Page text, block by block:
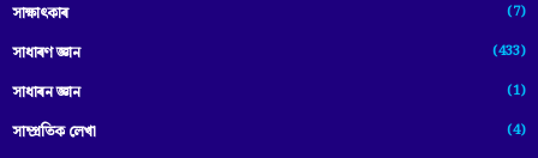
সাক্ষাৎকাৰ (7)
সাধাৰণ জ্ঞান (433)
সাধাৰন জ্ঞান (1)
সাম্প্রতিক লেখা (4)